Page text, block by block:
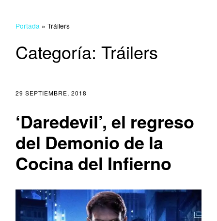
Portada » Tráilers
Categoría: Tráilers
29 SEPTIEMBRE, 2018
‘Daredevil’, el regreso
del Demonio de la
Cocina del Infierno